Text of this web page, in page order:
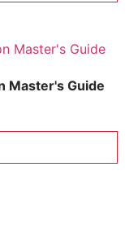
Master's Guide